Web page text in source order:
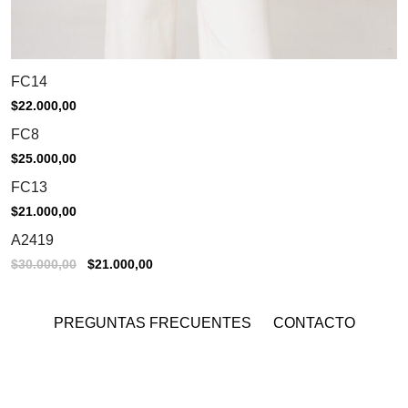
FC14
$22.000,00
FC8
$25.000,00
FC13
$21.000,00
Sale
A2419
$30.000,00
El
$30.000,00.
$21.000,00El
$21.000,00.
PREGUNTAS FRECUENTES CONTACTO